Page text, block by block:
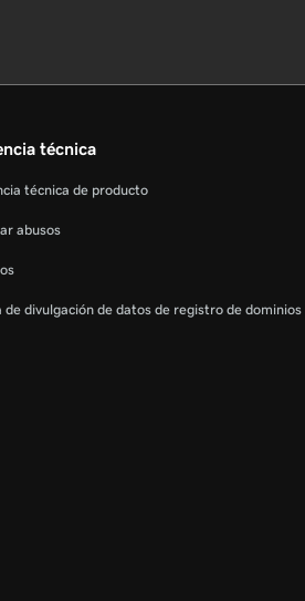
técnica
técnica de producto
abusos
de divulgación de datos de registro de dominios